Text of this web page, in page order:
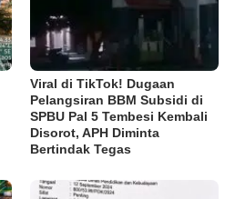
Viral di TikTok! Dugaan
Pelangsiran BBM Subsidi di
SPBU Pal 5 Tembesi Kembali
Disorot, APH Diminta
Bertindak Tegas